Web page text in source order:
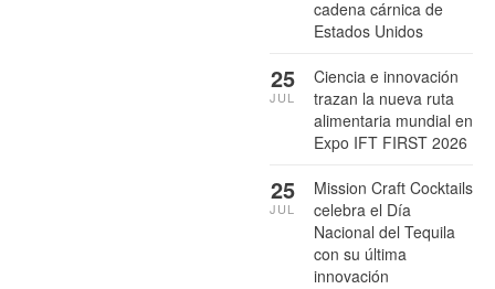
cadena cárnica de
Estados Unidos
Ciencia e innovación
trazan la nueva ruta
alimentaria mundial en
Expo IFT FIRST 2026
25
JUL
Mission Craft Cocktails
celebra el Día
Nacional del Tequila
con su última
innovación
25
JUL